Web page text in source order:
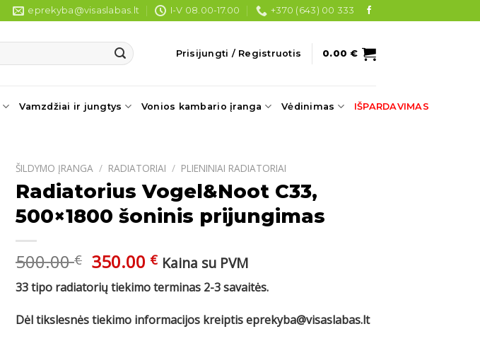
eprekyba@visaslabas.lt I-V 08.00-17.00 +370 (643) 00 333
Prisijungti / Registruotis 0.00€
Vamzdžiai ir jungtys Vonios kambario įranga Vėdinimas IŠPARDAVIMAS
ŠILDYMO ĮRANGA / RADIATORIAI / PLIENINIAI RADIATORIAI
Radiatorius Vogel&Noot C33,
500×1800 šoninis prijungimas
500.00€ Original
price
was:
500.00 €.
350.00 €Current
price
is:
350.00 €.
Kaina su PVM
33 tipo radiatorių tiekimo terminas 2-3 savaitės.
Dėl tikslesnės tiekimo informacijos kreiptis eprekyba@visaslabas.lt